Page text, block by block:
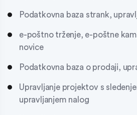
Podatkovna baza strank,
e-poštno trženje, e-poštne
novice
Podatkovna baza o prodaji,
Upravljanje projektov s
upravljanjem nalog